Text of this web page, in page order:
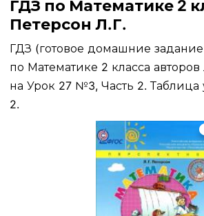
ГДЗ по Математике 2
Петерсон Л.Г.
ГДЗ (готовое домашние
по Математике 2 класса
на Урок 27 №3, Часть 2.
2.